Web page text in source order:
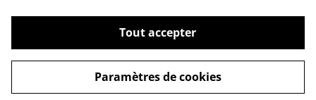
©2026Gemme Celeste
powered by
Tout accepter
Paramètres de cookies